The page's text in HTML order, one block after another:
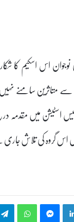
اس اسکیم کا
سامنے
اسٹیشن میں مقدمہ
اس گروہ کی تلاش
LinkedIn
WhatsApp